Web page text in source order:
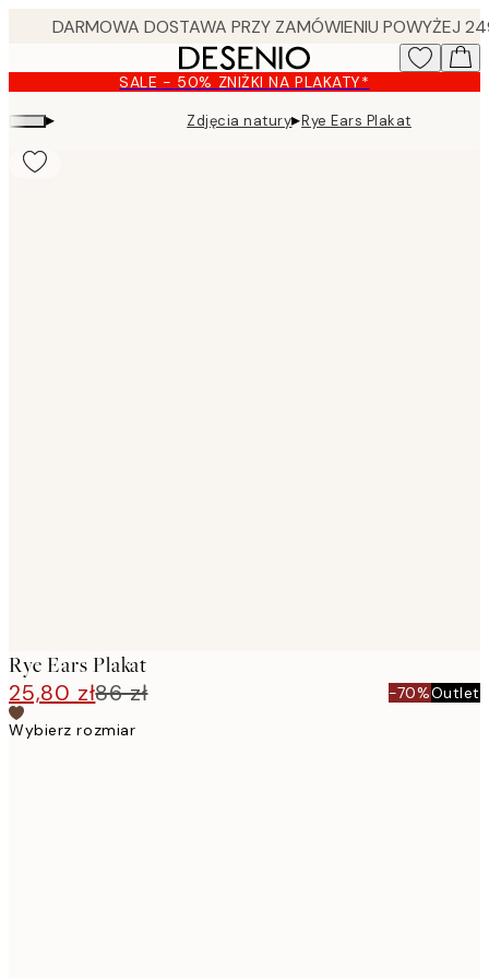
content.
SALE - 50% ZNIŻKI NA PLAKATY*
▸ Zdjęcia natury▸Rye Ears Plakat
Rye Ears Plakat
25,80 zł86 zł -70%Outlet
Wybierz rozmiar